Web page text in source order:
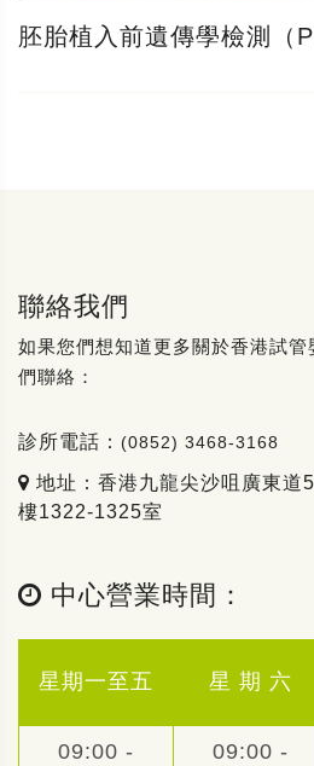
胚胎植入前遺傳學檢測（
聯絡我們
如果您們想知道更多關於香港試
們聯絡：
診所電話： (0852) 3468-3168
地址：香港九龍尖沙咀廣東道
樓1322-1325室
中心營業時間：
星期一至五 星 期 六
09:00 - 09:00 -